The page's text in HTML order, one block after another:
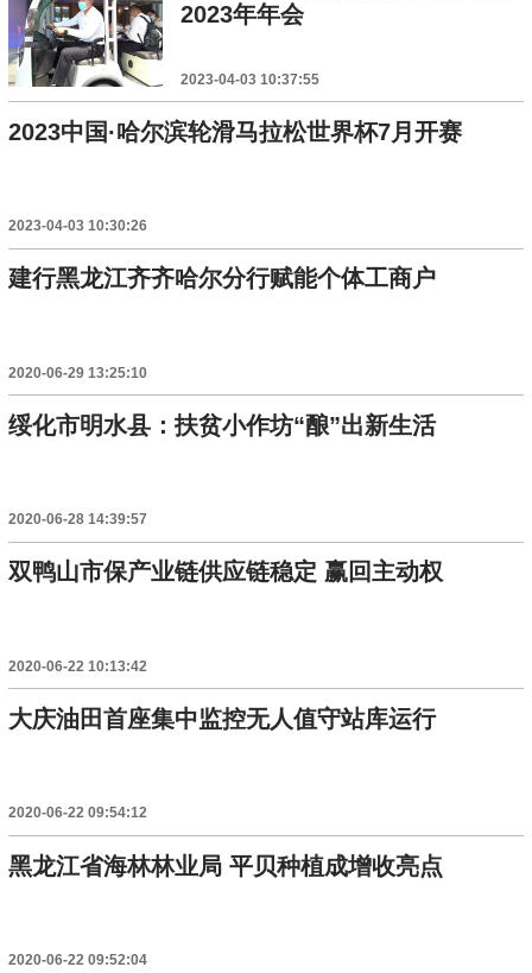
2023年年会
2023-04-03 10:37:55
2023中国·哈尔滨轮滑马拉松世界杯7月开赛
2023-04-03 10:30:26
建行黑龙江齐齐哈尔分行赋能个体工商户
2020-06-29 13:25:10
绥化市明水县：扶贫小作坊“酿”出新生活
2020-06-28 14:39:57
双鸭山市保产业链供应链稳定 赢回主动权
2020-06-22 10:13:42
大庆油田首座集中监控无人值守站库运行
2020-06-22 09:54:12
黑龙江省海林林业局 平贝种植成增收亮点
2020-06-22 09:52:04